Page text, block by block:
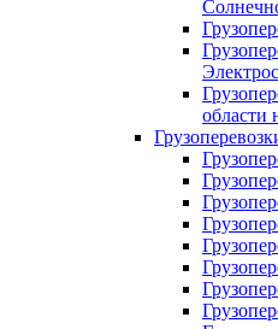
области